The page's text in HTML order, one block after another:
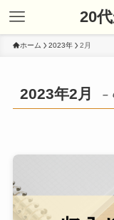
20
ホーム 2023年 2月
2023年2月 –